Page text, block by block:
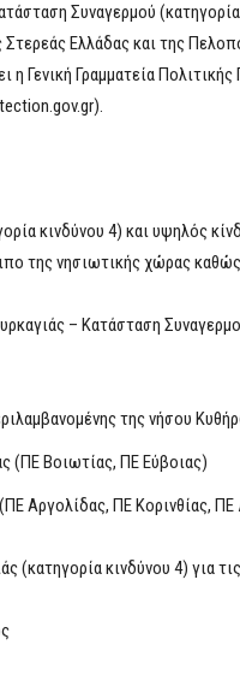
Συναγερμού
Στερεάς Ελλάδας και της
η Γενική Γραμματεία
κινδύνου 4) και υψηλός
της νησιωτικής χώρας
– Κατάσταση
της νήσου
(ΠΕ Βοιωτίας, ΠΕ Εύβοιας)
Αργολίδας, ΠΕ Κορινθίας, ΠΕ
(κατηγορία κινδύνου 4) για